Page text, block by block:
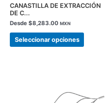
CANASTILLA DE EXTRACCIÓN
DE C...
Desde $8,283.00 MXN
Seleccionar opciones
la
producto